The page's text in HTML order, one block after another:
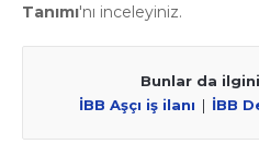
Tanımı'nı inceleyiniz.
Bunlar da
İBB Aşçı iş ilanı | İBB